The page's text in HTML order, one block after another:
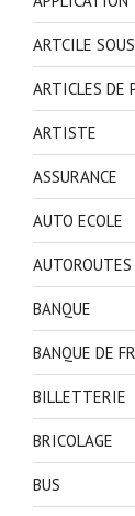
ARTCILE
ARTICLES DE
ARTISTE
ASSURANCE
AUTO ECOLE
AUTOROUTES
BANQUE
BANQUE DE
BILLETTERIE
BRICOLAGE
BUS